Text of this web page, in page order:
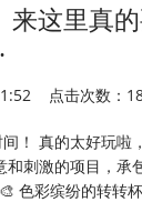
这里真
点击次数：
！ 真的太好玩
刺激的项目，
色彩缤纷的转转